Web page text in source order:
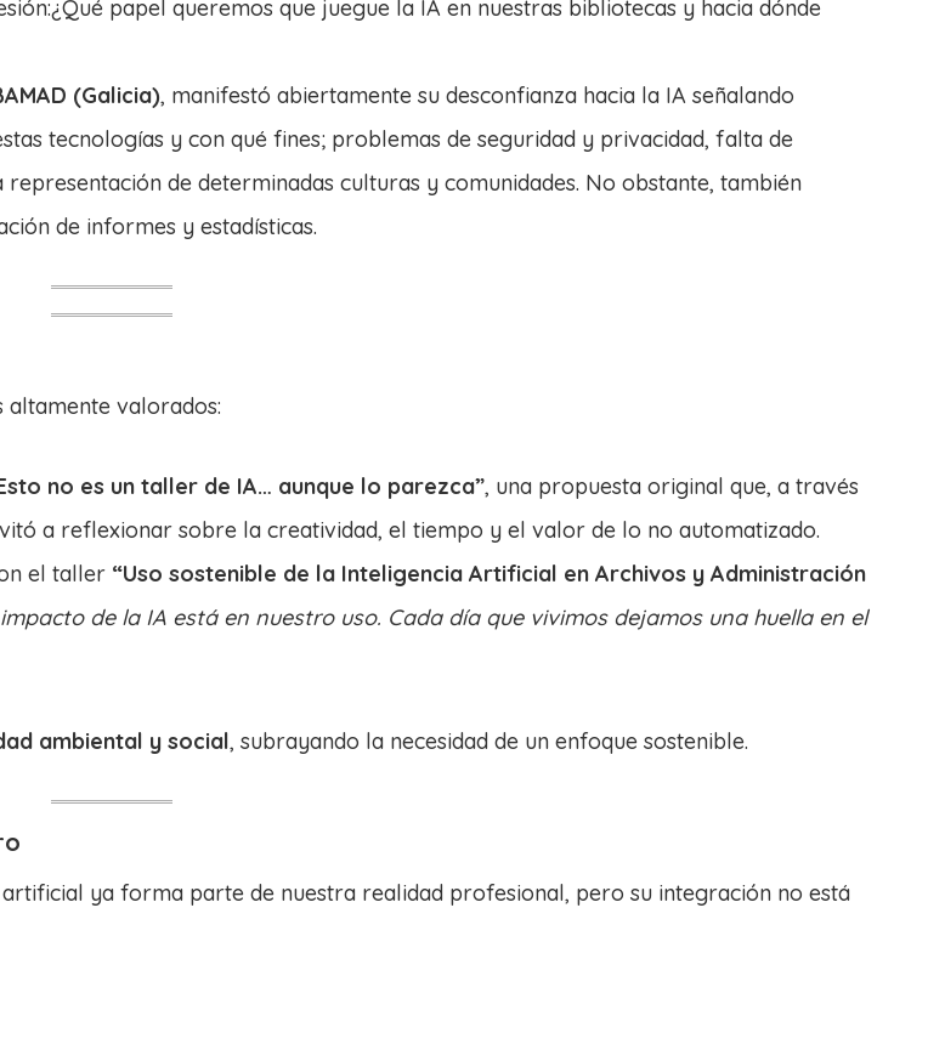
papel queremos que juegue la IA en nuestras bibliotecas y hacia dónde
(Galicia), manifestó abiertamente su desconfianza hacia la IA señalando
tecnologías y con qué fines; problemas de seguridad y privacidad, falta de
de determinadas culturas y comunidades. No obstante, también
de informes y estadísticas.
valorados:
no es un taller de IA… aunque lo parezca”, una propuesta original que, a través
a reflexionar sobre la creatividad, el tiempo y el valor de lo no automatizado.
el taller “Uso sostenible de la Inteligencia Artificial en Archivos y Administración
impacto de la IA está en nuestro uso. Cada día que vivimos dejamos una huella en el
ambiental y social, subrayando la necesidad de un enfoque sostenible.
ya forma parte de nuestra realidad profesional, pero su integración no está